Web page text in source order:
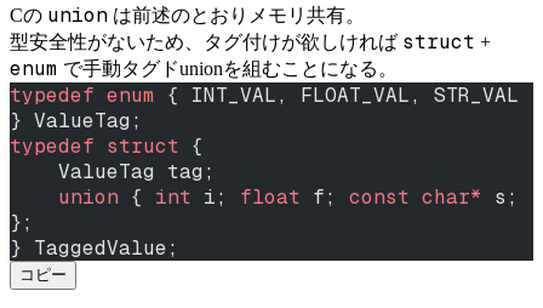
Cの union は前述のとおりメモリ共有。
型安全性がないため、タグ付けが欲しければ struct +
enum で手動タグドunionを組むことになる。
typedef enum { INT_VAL, FLOAT_VAL, STR_VAL
} ValueTag;
typedef struct {
    ValueTag tag;
    union
{ int i; float f; const char* s;
};
} TaggedValue;
コピー